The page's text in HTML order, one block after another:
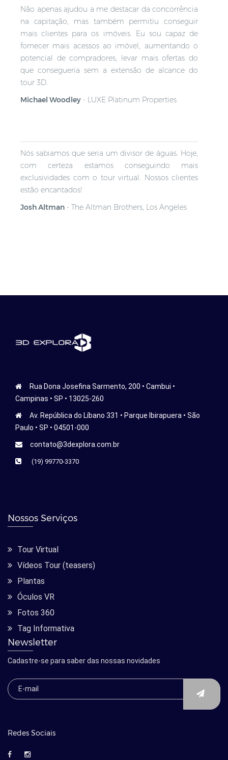
Não apenas ajudou a me destacar da concorrência
na capitação, mas também permitiu conseguir
mais clientes para os imóveis. Eu sou capaz de
fornecer mais acessos ao imóvel, aumentando o
potencial de compradores, levar mais ofertas do
que consegueria sem a extensão de alcance do
tour 3D.
Michael Woodley - LUXE Platinum Properties
Nós sabiamos que seria um divisor de águas. Hoje,
com certeza estamos conseguindo mais
exclusividades com o tour virtual. Nossos clientes
estão encantados!
Josh Altman - The Altman Brothers, Los Angeles
Rua Dona Josefina Sarmento, 200 • Cambui •
Campinas • SP • 13025-260
Av. República do Líbano 331 • Parque Ibirapuera • São
Paulo • SP • 04501-000
contato@3dexplora.com.br
(19) 99770-3370
Nossos Serviços
Tour Virtual
Vídeos Tour (teasers)
Plantas
Óculos VR
Fotos 360
Tag Informativa
Newsletter
Cadastre-se para saber das nossas novidades
Redes Sociais